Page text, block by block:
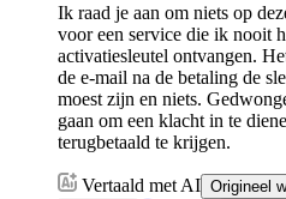
Ik raad je aan om niets op
voor een service die ik nooit
activatiesleutel ontvangen.
de e-mail na de betaling de
moest zijn en niets.
gaan om een klacht in te
terugbetaald te krijgen.
Vertaald met AI Origineel